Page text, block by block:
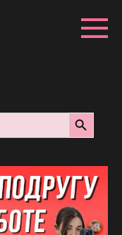
Search Button